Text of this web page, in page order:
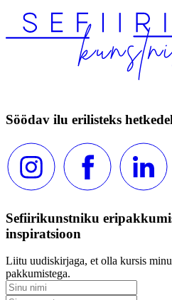
Söödav ilu erilisteks
Sefiirikunstniku
inspiratsioon
Liitu uudiskirjaga, et olla kursis
pakkumistega.